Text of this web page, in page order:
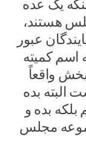
یک عده
هستند،
عبور
اسم کمیته
بخش واقعاً
بده
بده و
مجلس